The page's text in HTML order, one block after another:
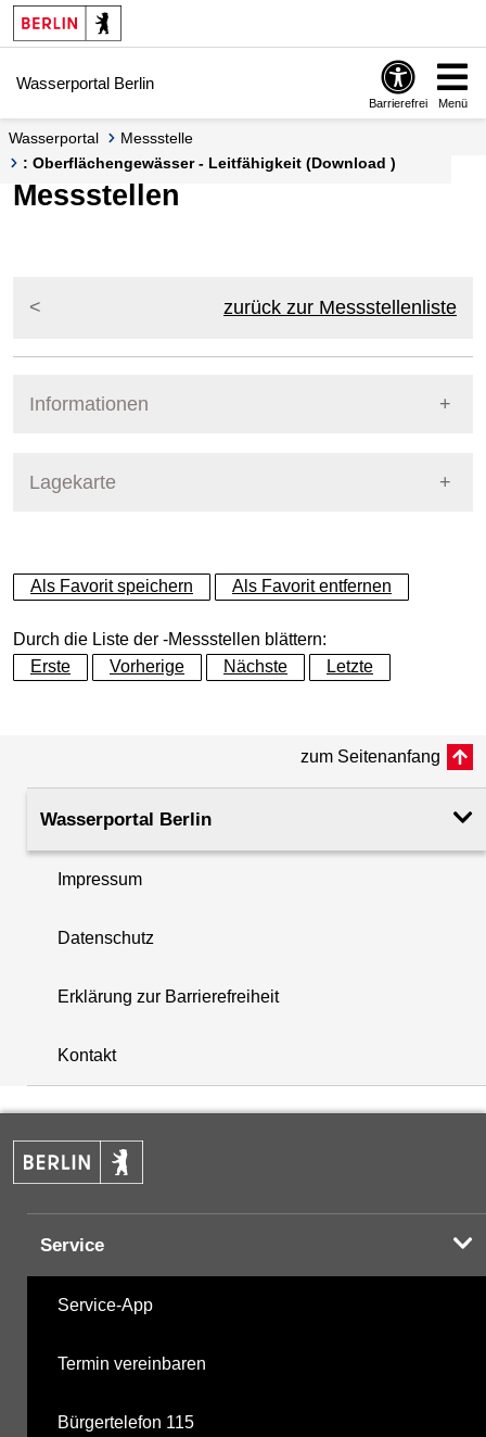
Springe zur Navigation
Springe zum Inhalt
Wasserportal Berlin
Barrierefrei Menü
Wasserportal
Messstelle
: Oberflächengewässer - Leitfähigkeit (Download )
Messstellen
zurück zur Messstellenliste
Informationen
Lagekarte
+
−
+
−
Als Favorit speichern Als Favorit entfernen
Durch die Liste der -Messstellen blättern:
Erste
Vorherige Nächste Letzte
zum Seitenanfang
Wasserportal Berlin
Impressum
Datenschutz
Erklärung zur Barrierefreiheit
Kontakt
Service
Service-App
Termin vereinbaren
Bürgertelefon 115